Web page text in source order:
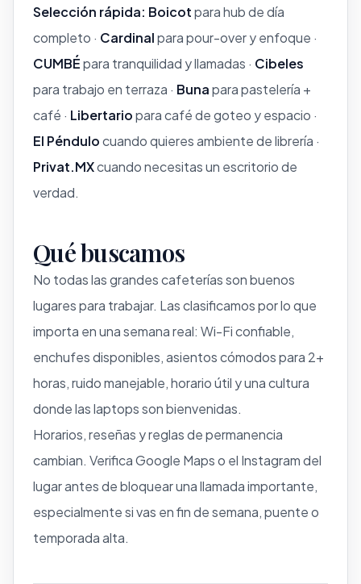
Selección rápida: Boicotpara hub de día
completo · Cardinalpara pour-over y enfoque ·
CUMBÉpara tranquilidad y llamadas · Cibeles
para trabajo en terraza · Bunapara pastelería +
café · Libertariopara café de goteo y espacio ·
El Péndulocuando quieres ambiente de librería ·
Privat.MXcuando necesitas un escritorio de
verdad.
Qué buscamos
No todas las grandes cafeterías son buenos
lugares para trabajar. Las clasificamos por lo que
importa en una semana real: Wi-Fi confiable,
enchufes disponibles, asientos cómodos para 2+
horas, ruido manejable, horario útil y una cultura
donde las laptops son bienvenidas.
Horarios, reseñas y reglas de permanencia
cambian. Verifica Google Maps o el Instagram del
lugar antes de bloquear una llamada importante,
especialmente si vas en fin de semana, puente o
temporada alta.